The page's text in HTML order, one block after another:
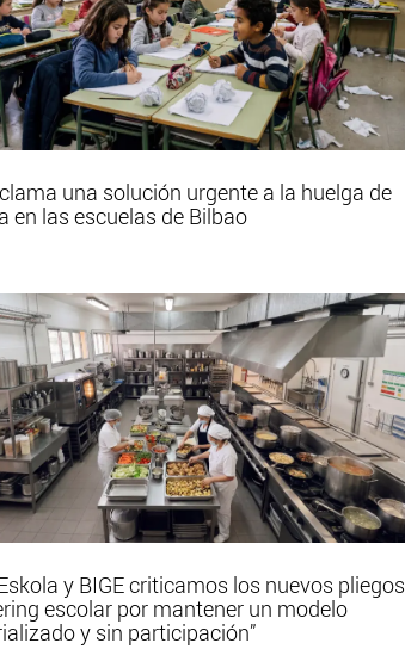
una solución urgente a la huelga de
en las escuelas de Bilbao
y BIGE criticamos los nuevos pliegos
escolar por mantener un modelo
y sin participación”